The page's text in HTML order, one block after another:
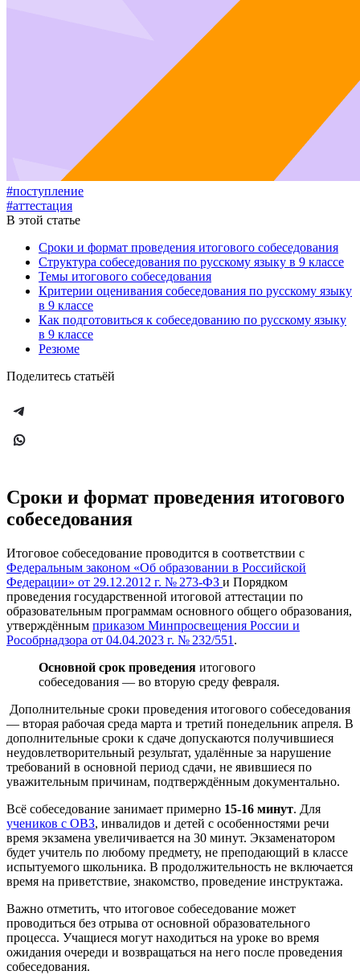
#поступление
#аттестация
В этой статье
Сроки и формат проведения итогового собеседования
Структура собеседования по русскому языку в 9 классе
Темы итогового собеседования
Критерии оценивания собеседования по русскому языку
в 9 классе
Как подготовиться к собеседованию по русскому языку
в 9 классе
Резюме
Поделитесь статьёй
Сроки и формат проведения итогового
собеседования
Итоговое собеседование проводится в соответствии с
Федеральным законом «Об образовании в Российской
Федерации» от 29.12.2012 г. № 273-ФЗ и Порядком
проведения государственной итоговой аттестации по
образовательным программам основного общего образования,
утверждённым приказом Минпросвещения России и
Рособрнадзора от 04.04.2023 г. № 232/551 .
Основной срок проведения итогового
собеседования — во вторую среду февраля.
Дополнительные сроки проведения итогового собеседования
— вторая рабочая среда марта и третий понедельник апреля. В
дополнительные сроки к сдаче допускаются получившиеся
неудовлетворительный результат, удалённые за нарушение
требований в основной период сдачи, не явившиеся по
уважительным причинам, подтверждённым документально.
Всё собеседование занимает примерно 15-16 минут. Для
учеников с ОВЗ, инвалидов и детей с особенностями речи
время экзамена увеличивается на 30 минут. Экзаменатором
будет учитель по любому предмету, не преподающий в классе
испытуемого школьника. В продолжительность не включается
время на приветствие, знакомство, проведение инструктажа.
Важно отметить, что итоговое собеседование может
проводиться без отрыва от основной образовательного
процесса. Учащиеся могут находиться на уроке во время
ожидания очереди и возвращаться на него после проведения
собеседования.